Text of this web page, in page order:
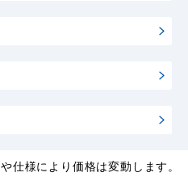
仕様により価格は変動します。